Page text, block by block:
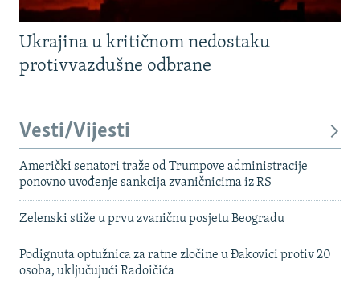
Ukrajina u kritičnom nedostaku
protivvazdušne odbrane
Vesti/Vijesti
Američki senatori traže od Trumpove administracije
ponovno uvođenje sankcija zvaničnicima iz RS
Zelenski stiže u prvu zvaničnu posjetu Beogradu
Podignuta optužnica za ratne zločine u Đakovici protiv 20
osoba, uključujući Radoičića